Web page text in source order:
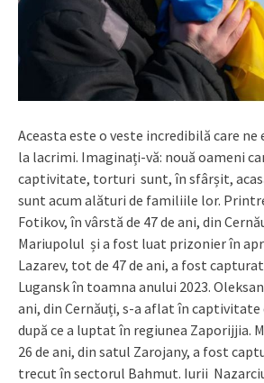
Aceasta este o veste incredibilă care ne
la lacrimi. Imaginați-vă: nouă oameni
captivitate, torturi sunt, în sfârșit,
sunt acum alături de familiile lor.
Fotikov, în vârstă de 47 de ani, din
Mariupolul și a fost luat prizonier în
Lazarev, tot de 47 de ani, a fost
Lugansk în toamna anului 2023.
ani, din Cernăuți, s-a aflat în captivitate
după ce a luptat în regiunea Zaporijjia.
26 de ani, din satul Zarojany, a fost
trecut în sectorul Bahmut. Iurii